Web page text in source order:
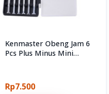
Kenmaster Obeng Jam 6
Pcs Plus Minus Mini
Rp7.500